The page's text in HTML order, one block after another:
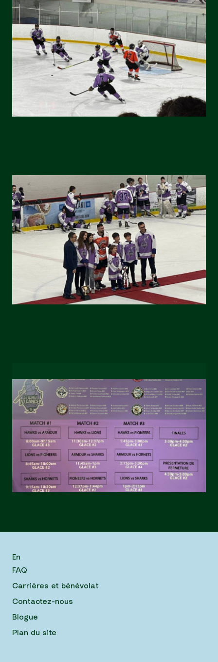
En
FAQ
Carrières et bénévolat
Contactez-nous
Blogue
Plan du site